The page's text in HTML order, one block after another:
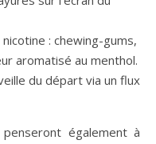
: chewing-gums,
aromatisé au menthol.
du départ via un flux
également à